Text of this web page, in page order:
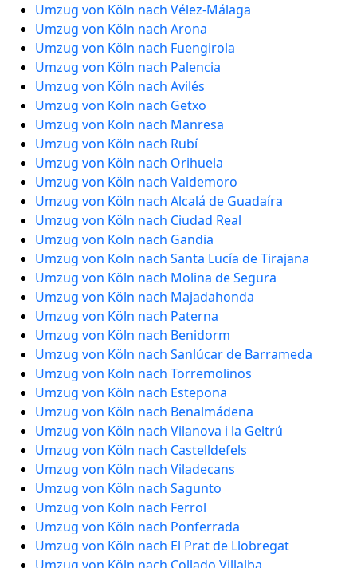
Umzug von Köln nach Vélez-Málaga
Umzug von Köln nach Arona
Umzug von Köln nach Fuengirola
Umzug von Köln nach Palencia
Umzug von Köln nach Avilés
Umzug von Köln nach Getxo
Umzug von Köln nach Manresa
Umzug von Köln nach Rubí
Umzug von Köln nach Orihuela
Umzug von Köln nach Valdemoro
Umzug von Köln nach Alcalá de Guadaíra
Umzug von Köln nach Ciudad Real
Umzug von Köln nach Gandia
Umzug von Köln nach Santa Lucía de Tirajana
Umzug von Köln nach Molina de Segura
Umzug von Köln nach Majadahonda
Umzug von Köln nach Paterna
Umzug von Köln nach Benidorm
Umzug von Köln nach Sanlúcar de Barrameda
Umzug von Köln nach Torremolinos
Umzug von Köln nach Estepona
Umzug von Köln nach Benalmádena
Umzug von Köln nach Vilanova i la Geltrú
Umzug von Köln nach Castelldefels
Umzug von Köln nach Viladecans
Umzug von Köln nach Sagunto
Umzug von Köln nach Ferrol
Umzug von Köln nach Ponferrada
Umzug von Köln nach El Prat de Llobregat